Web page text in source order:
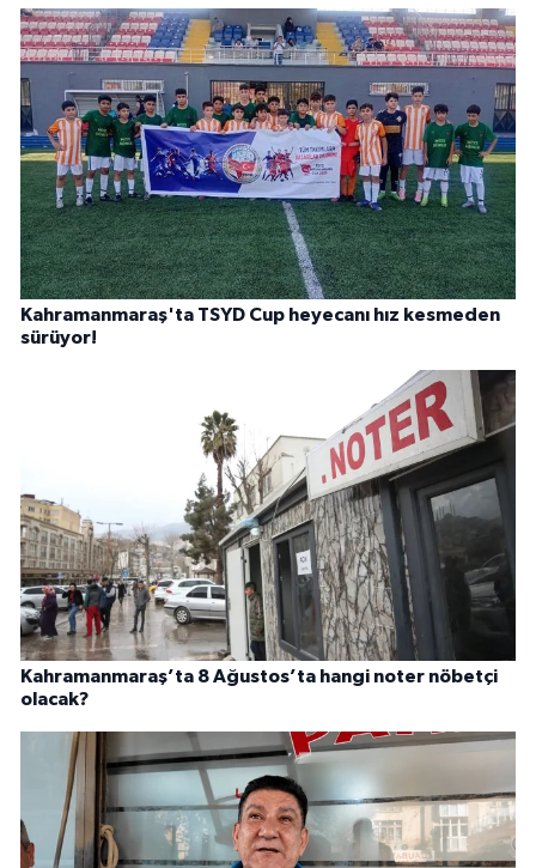
Kahramanmaraş'ta TSYD Cup heyecanı hız kesmeden
sürüyor!
Kahramanmaraş’ta 8 Ağustos’ta hangi noter nöbetçi
olacak?